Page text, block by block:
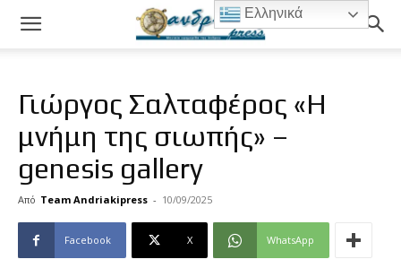
Γιώργος Σαλταφέρος «Η
μνήμη της σιωπής» –
genesis gallery
Από Team Andriakipress - 10/09/2025
Facebook X WhatsApp
Ελληνικά